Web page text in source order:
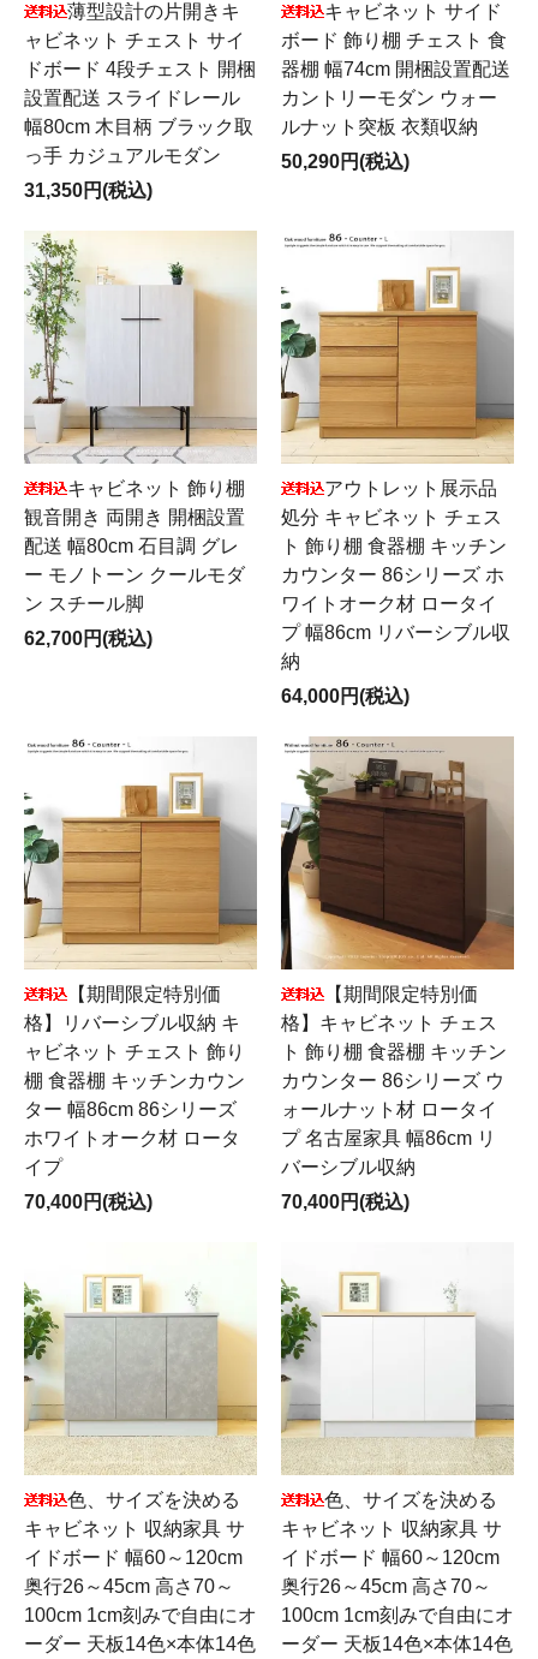
薄型設計の片開きキ
ャビネット チェスト サイ
ドボード 4段チェスト 開梱
設置配送 スライドレール
幅80cm 木目柄 ブラック取
っ手 カジュアルモダン
31,350円(税込)
キャビネット サイド
ボード 飾り棚 チェスト 食
器棚 幅74cm 開梱設置配送
カントリーモダン ウォー
ルナット突板 衣類収納
50,290円(税込)
キャビネット 飾り棚
観音開き 両開き 開梱設置
配送 幅80cm 石目調 グレ
ー モノトーン クールモダ
ン スチール脚
62,700円(税込)
アウトレット展示品
処分 キャビネット チェス
ト 飾り棚 食器棚 キッチン
カウンター 86シリーズ ホ
ワイトオーク材 ロータイ
プ 幅86cm リバーシブル収
納
64,000円(税込)
【期間限定特別価
格】リバーシブル収納 キ
ャビネット チェスト 飾り
棚 食器棚 キッチンカウン
ター 幅86cm 86シリーズ
ホワイトオーク材 ロータ
イプ
70,400円(税込)
【期間限定特別価
格】キャビネット チェス
ト 飾り棚 食器棚 キッチン
カウンター 86シリーズ ウ
ォールナット材 ロータイ
プ 名古屋家具 幅86cm リ
バーシブル収納
70,400円(税込)
色、サイズを決める
キャビネット 収納家具 サ
イドボード 幅60～120cm
奥行26～45cm 高さ70～
100cm 1cm刻みで自由にオ
ーダー 天板14色×本体14色
色、サイズを決める
キャビネット 収納家具 サ
イドボード 幅60～120cm
奥行26～45cm 高さ70～
100cm 1cm刻みで自由にオ
ーダー 天板14色×本体14色